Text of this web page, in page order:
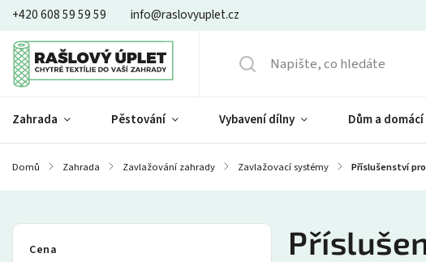
+420 608 59 59 59 info@raslovyuplet.cz
Zahrada Pěstování Vybavení dílny Dům a
Domů / Zahrada / Zavlažování zahrady / Zavlažovací systémy / Příslušenství
Cena